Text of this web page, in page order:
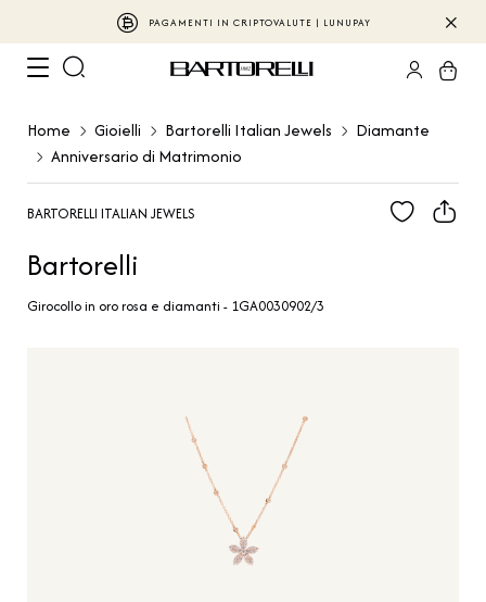
PAGAMENTI IN CRIPTOVALUTE | LUNUPAY
Home Gioielli Bartorelli Italian Jewels
Diamante
Anniversario di Matrimonio
BARTORELLI ITALIAN JEWELS
Bartorelli
Girocollo in oro rosa e diamanti - 1GA0030902/3